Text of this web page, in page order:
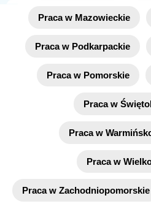
Praca w Mazowieckie
Praca w Podkarpackie
Praca w Pomorskie
Praca w
Praca w
Praca w
Praca w Zachodniopomorskie